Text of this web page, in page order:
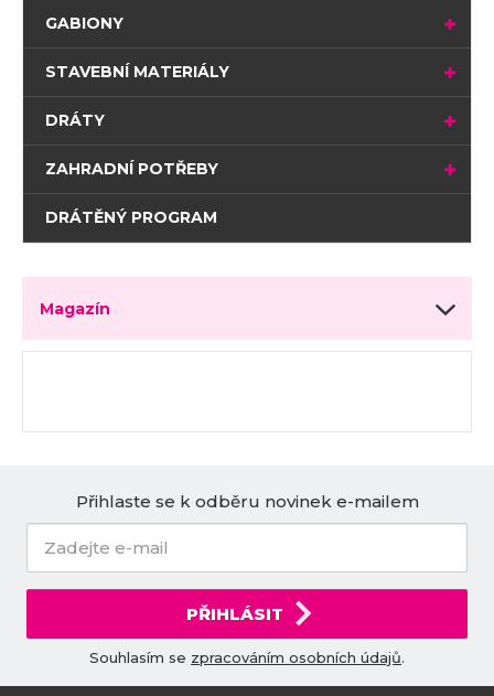
GABIONY
STAVEBNÍ MATERIÁLY
DRÁTY
ZAHRADNÍ POTŘEBY
DRÁTĚNÝ PROGRAM
Magazín
Přihlaste se k odběru novinek e-mailem
PŘIHLÁSIT
Souhlasím se zpracováním osobních údajů.